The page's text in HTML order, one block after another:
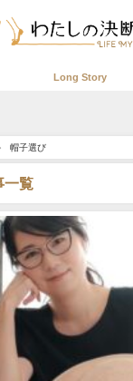
Long Story
帽子選び
一覧